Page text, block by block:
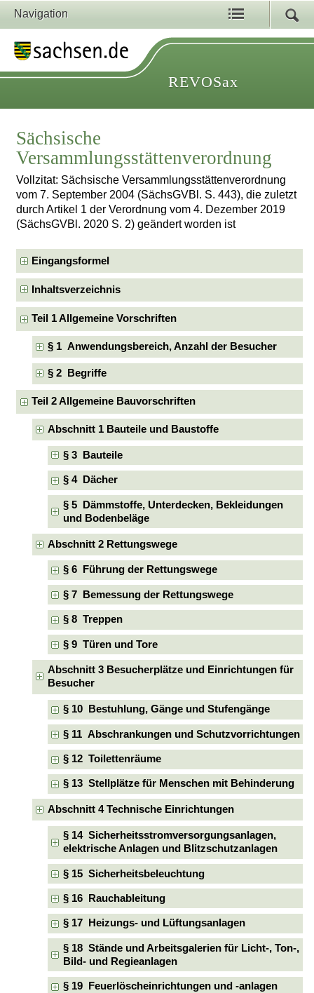
Navigation
REVOSax
Sächsische
Versammlungsstättenverordnung
Vollzitat: Sächsische Versammlungsstättenverordnung
vom 7. September 2004 (SächsGVBl. S. 443), die zuletzt
durch Artikel 1 der Verordnung vom 4. Dezember 2019
(SächsGVBl. 2020 S. 2) geändert worden ist
Eingangsformel
Inhaltsverzeichnis
Teil 1 Allgemeine Vorschriften
§ 1 Anwendungsbereich, Anzahl der Besucher
§ 2 Begriffe
Teil 2 Allgemeine Bauvorschriften
Abschnitt 1 Bauteile und Baustoffe
§ 3 Bauteile
§ 4 Dächer
§ 5 Dämmstoffe, Unterdecken, Bekleidungen
und Bodenbeläge
Abschnitt 2 Rettungswege
§ 6 Führung der Rettungswege
§ 7 Bemessung der Rettungswege
§ 8 Treppen
§ 9 Türen und Tore
Abschnitt 3 Besucherplätze und Einrichtungen für
Besucher
§ 10 Bestuhlung, Gänge und Stufengänge
§ 11 Abschrankungen und Schutzvorrichtungen
§ 12 Toilettenräume
§ 13 Stellplätze für Menschen mit Behinderung
Abschnitt 4 Technische Einrichtungen
§ 14 Sicherheitsstromversorgungsanlagen,
elektrische Anlagen und Blitzschutzanlagen
§ 15 Sicherheitsbeleuchtung
§ 16 Rauchableitung
§ 17 Heizungs- und Lüftungsanlagen
§ 18 Stände und Arbeitsgalerien für Licht-, Ton-,
Bild- und Regieanlagen
§ 19 Feuerlöscheinrichtungen und -anlagen